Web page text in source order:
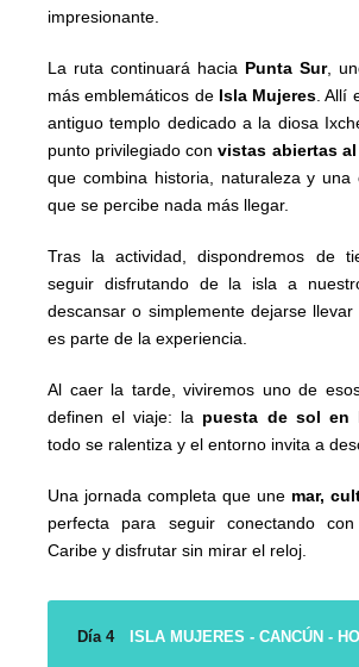
impresionante.
La ruta continuará hacia Punta Sur,
más emblemáticos de Isla Mujeres . Allí
antiguo templo dedicado a la diosa
punto privilegiado convistas abiertas al
que combina historia, naturaleza y una
que se percibe nada más llegar.
Tras la actividad, dispondremos de
seguir disfrutando de la isla a
descansar o simplemente dejarse
es parte de la experiencia.
Al caer la tarde, viviremos uno de
definen el viaje: la puesta de sol en
todo se ralentiza y el entorno invita a
Una jornada completa que une mar,
perfecta para seguir conectando
Caribe y disfrutar sin mirar el reloj.
Día 4 ISLA MUJERES - CANCÚN -